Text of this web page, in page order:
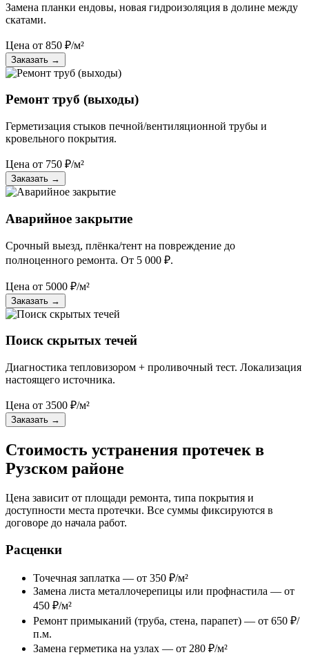
Замена планки ендовы, новая гидроизоляция в долине между
скатами.
Цена от 850 ₽/м²
Заказать →
Ремонт труб (выходы)
Герметизация стыков печной/вентиляционной трубы и
кровельного покрытия.
Цена от 750 ₽/м²
Заказать →
Аварийное закрытие
Срочный выезд, плёнка/тент на повреждение до
полноценного ремонта. От 5 000 ₽.
Цена от 5000 ₽/м²
Заказать →
Поиск скрытых течей
Диагностика тепловизором + проливочный тест. Локализация
настоящего источника.
Цена от 3500 ₽/м²
Заказать →
Стоимость устранения протечек в
Рузском районе
Цена зависит от площади ремонта, типа покрытия и
доступности места протечки. Все суммы фиксируются в
договоре до начала работ.
Расценки
Точечная заплатка — от 350 ₽/м²
Замена листа металлочерепицы или профнастила — от
450 ₽/м²
Ремонт примыканий (труба, стена, парапет) — от 650 ₽/
п.м.
Замена герметика на узлах — от 280 ₽/м²